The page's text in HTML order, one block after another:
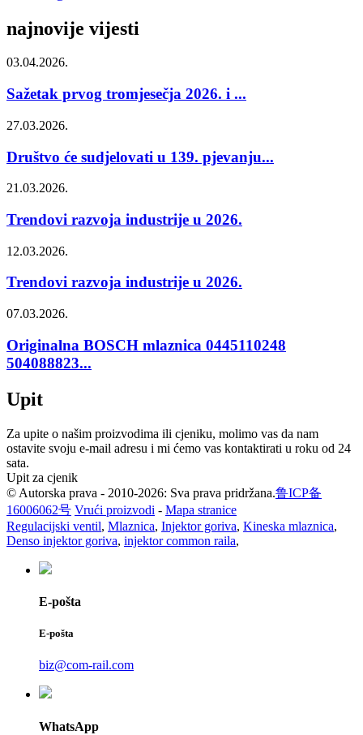
najnovije vijesti
03.04.2026.
Sažetak prvog tromjesečja 2026. i ...
27.03.2026.
Društvo će sudjelovati u 139. pjevanju...
21.03.2026.
Trendovi razvoja industrije u 2026.
12.03.2026.
Trendovi razvoja industrije u 2026.
07.03.2026.
Originalna BOSCH mlaznica 0445110248
504088823...
Upit
Za upite o našim proizvodima ili cjeniku, molimo vas da nam
ostavite svoju e-mail adresu i mi ćemo vas kontaktirati u roku od 24
sata.
Upit za cjenik
© Autorska prava - 2010-2026: Sva prava pridržana.鲁ICP备
16006062号 Vrući proizvodi - Mapa stranice
Regulacijski ventil, Mlaznica, Injektor goriva, Kineska mlaznica,
Denso injektor goriva, injektor common raila,
E-pošta
E-pošta
biz@com-rail.com
WhatsApp